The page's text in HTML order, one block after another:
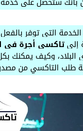
التي توفر
إلىتاكسي أجرة في
وكيف
طلب التاكسي من